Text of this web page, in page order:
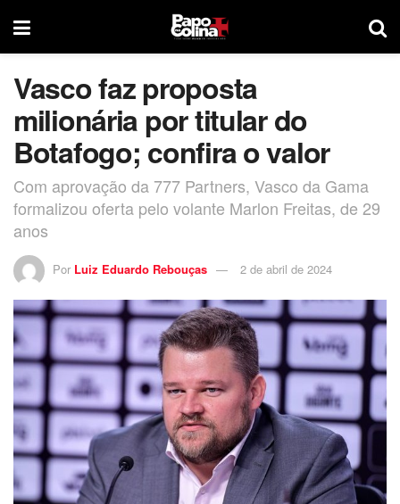
Vasco faz proposta
milionária por titular do
Botafogo; confira o valor
Com aprovação da 777 Partners, Vasco da Gama
formalizou oferta pelo volante Marlon Freitas, de 29
anos
Por Luiz Eduardo Rebouças 2 de abril de 2024